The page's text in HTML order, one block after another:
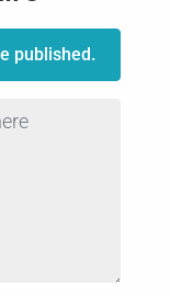
published.